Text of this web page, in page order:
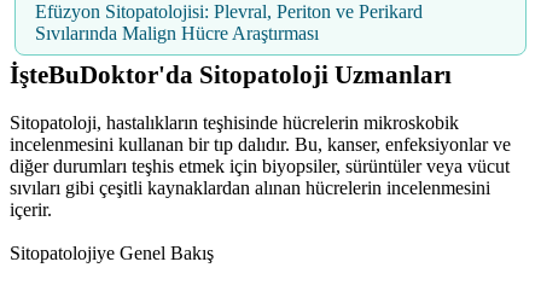
Efüzyon Sitopatolojisi: Plevral, Periton ve Perikard
Sıvılarında Malign Hücre Araştırması
İşteBuDoktor'da Sitopatoloji Uzmanları
Sitopatoloji, hastalıkların teşhisinde hücrelerin mikroskobik
incelenmesini kullanan bir tıp dalıdır. Bu, kanser, enfeksiyonlar ve
diğer durumları teşhis etmek için biyopsiler, sürüntüler veya vücut
sıvıları gibi çeşitli kaynaklardan alınan hücrelerin incelenmesini
içerir.
Sitopatolojiye Genel Bakış